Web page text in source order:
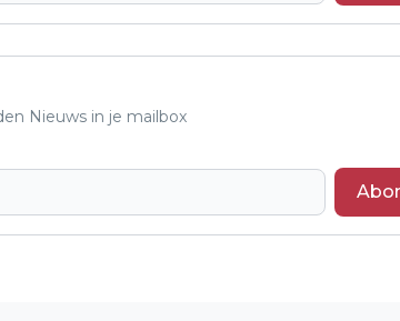
Nieuws in je mailbox